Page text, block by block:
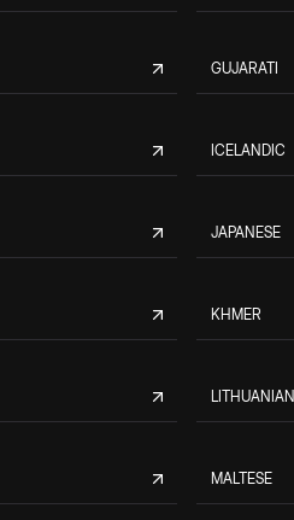
GUJARATI
ICELANDIC
JAPANESE
KHMER
LITHUANIAN
MALTESE